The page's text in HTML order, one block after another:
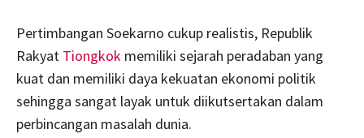
Pertimbangan Soekarno cukup realistis, Republik
Rakyat Tiongkok memiliki sejarah peradaban yang
kuat dan memiliki daya kekuatan ekonomi politik
sehingga sangat layak untuk diikutsertakan dalam
perbincangan masalah dunia.